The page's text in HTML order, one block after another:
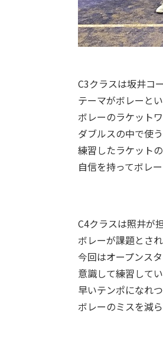
C3クラスは坂井コ
テーマがボレーと
ボレーのラケット
ダブルスの中で使
練習したラケット
自信を持ってボレ
C4クラスは照井が
ボレーが課題とされ
今回はオープンス
意識して練習してい
早いテンポになれ
ボレーのミスを減